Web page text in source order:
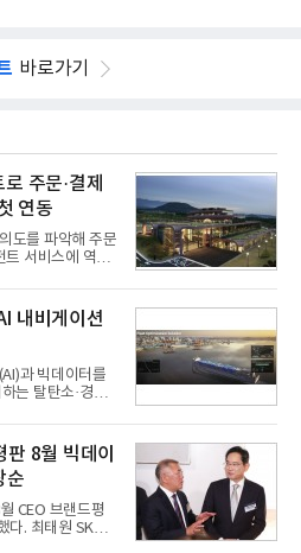
바로가기
주문·결제
연동
도를 파악해 주문
트 서비스에 역량
로운 톡비즈 성장
카카오 대표는 6
에서 "AI는 톡비
원으로 자리 잡
공개했다. 카카
출이 전년 동기
익은 36% 늘어
내비게이션
과 빅데이터를
는 탈탄소·경제
박의 탄소 배출량
를 최소화하는 운
즈의 핵심 기능은
, 시 기반 최적
대오일뱅크와의
항해를 통해
했다. 이는 연간 1
8월 빅데이
순
CEO 브랜드평
다. 최태원 SK그